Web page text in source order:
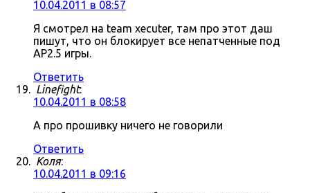
10.04.2011 в 08:57
Я смотрел на team xecuter, там про этот даш
пишут, что он блокирует все непатченные под
AP2.5 игры.
Ответить
Linefight:
10.04.2011 в 08:58
А про прошивку ничего не говорили
Ответить
Коля:
10.04.2011 в 09:16